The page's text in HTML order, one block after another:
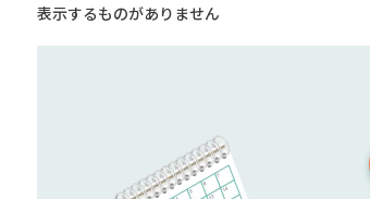
表示するものがありません